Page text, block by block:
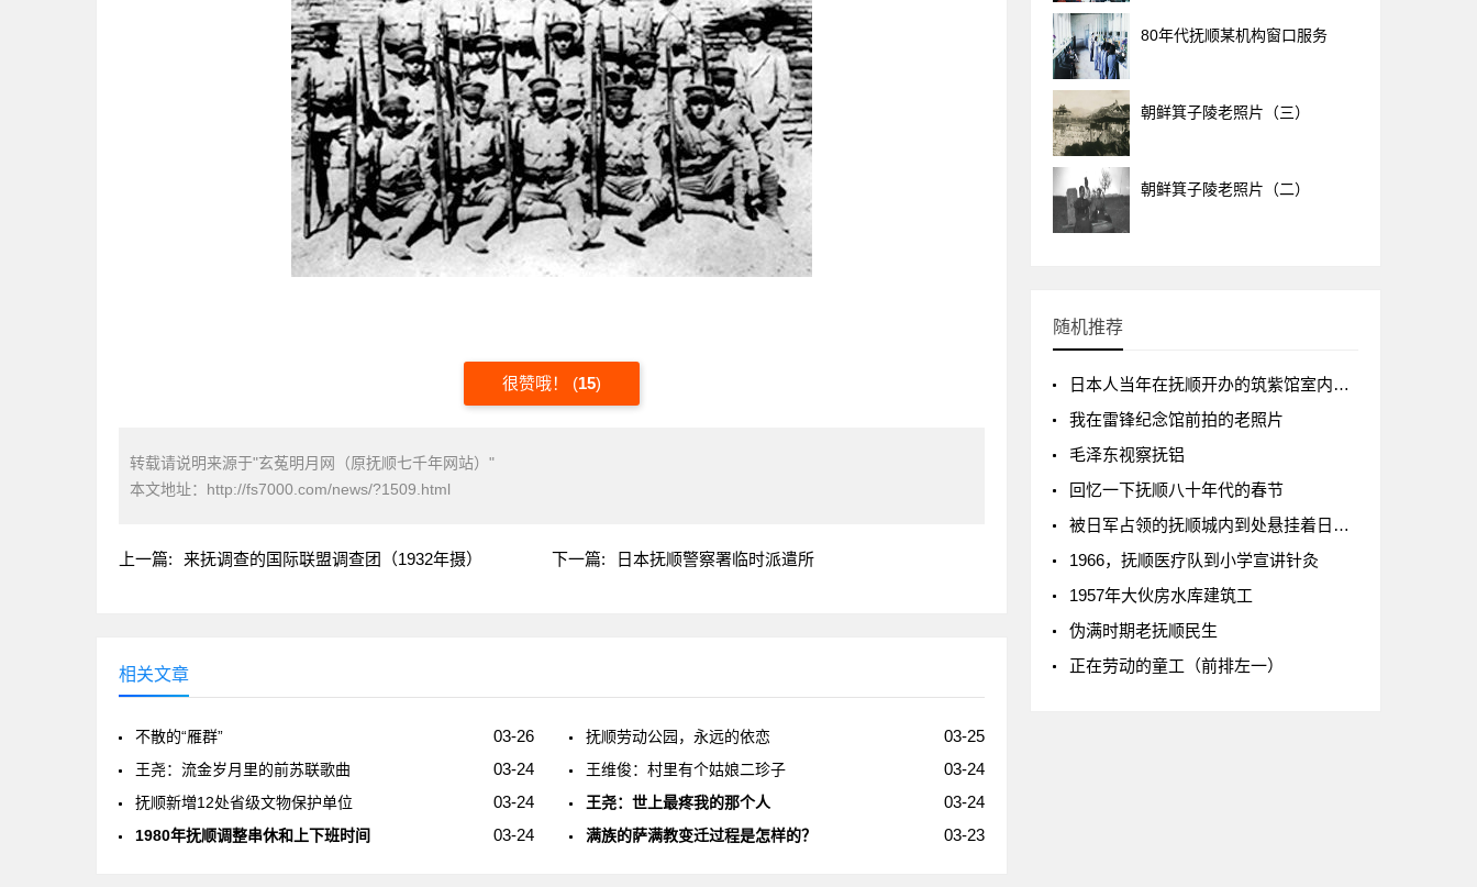
很赞哦！ (15)
转载请说明来源于"玄菟明月网（原抚顺七千年网站）"
本文地址： http://fs7000.com/news/?1509.html
上一篇: 来抚调查的国际联盟调查团（1932年摄） 下一篇: 日本抚顺警察署临时派遣所
相关文章
03-26
不散的“雁群” 03-25
抚顺劳动公园，永远的依恋
03-24
王尧：流金岁月里的前苏联歌曲 03-24
王维俊：村里有个姑娘二珍子
03-24
抚顺新増12处省级文物保护单位 03-24
王尧：世上最疼我的那个人
03-24
1980年抚顺调整串休和上下班时间 03-23
满族的萨满教变迁过程是怎样的？
80年代抚顺某机构窗口服务
朝鲜箕子陵老照片（三）
朝鲜箕子陵老照片（二）
随机推荐
日本人当年在抚顺开办的筑紫馆室内照片被发现
我在雷锋纪念馆前拍的老照片
毛泽东视察抚铝
回忆一下抚顺八十年代的春节
被日军占领的抚顺城内到处悬挂着日本国旗
1966，抚顺医疗队到小学宣讲针灸
1957年大伙房水库建筑工
伪满时期老抚顺民生
正在劳动的童工（前排左一）